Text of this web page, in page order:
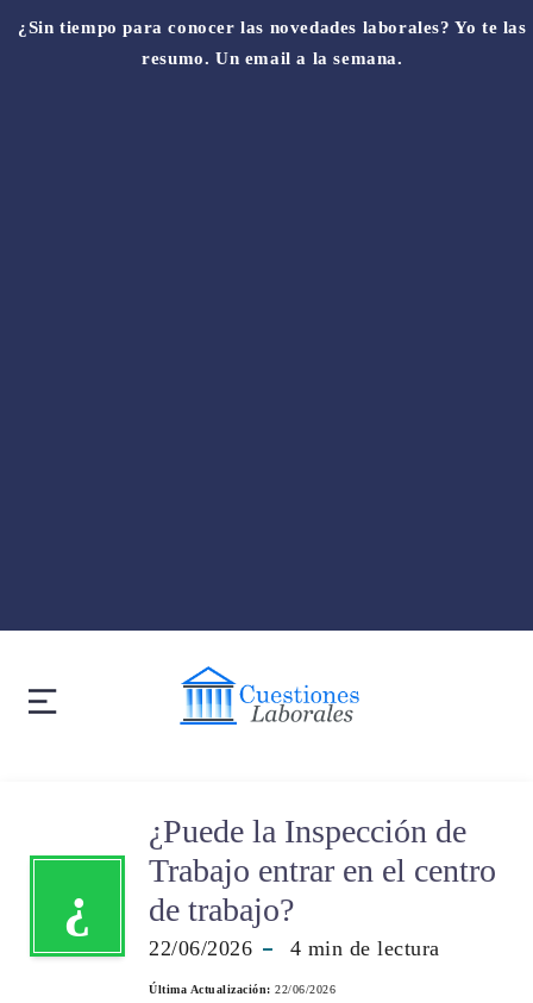
¿Sin tiempo para conocer las novedades laborales? Yo te las
resumo. Un email a la semana.
¿
¿Puede la Inspección de
Trabajo entrar en el centro
de trabajo?
22/06/2026 4 min de lectura
Última Actualización: 22/06/2026